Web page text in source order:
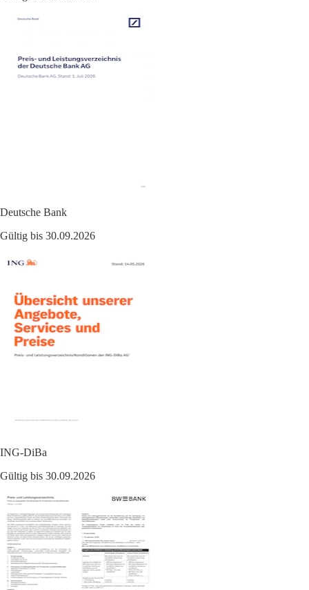
Deutsche Bank
Gültig bis 30.09.2026
ING-DiBa
Gültig bis 30.09.2026